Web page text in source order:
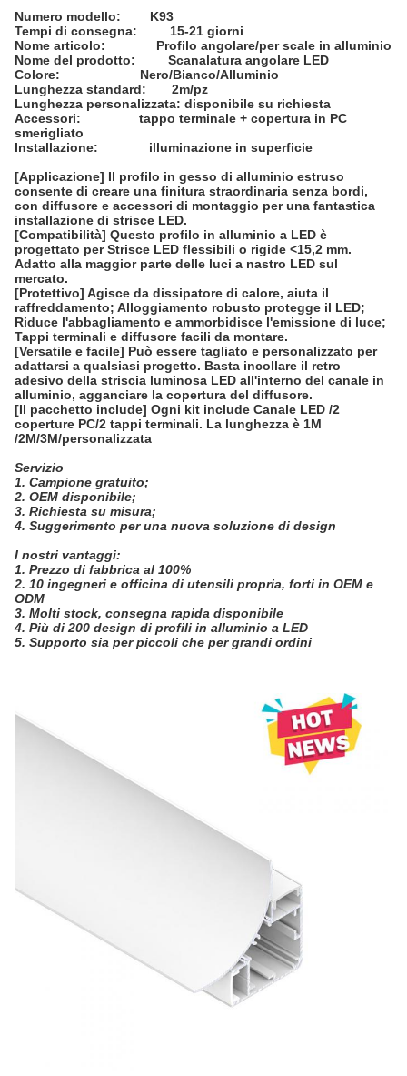
Numero modello: K93
Tempi di consegna: 15-21 giorni
Nome articolo: Profilo angolare/per scale in alluminio
Nome del prodotto: Scanalatura angolare LED
Colore: Nero/Bianco/Alluminio
Lunghezza standard: 2m/pz
Lunghezza personalizzata: disponibile su richiesta
Accessori: tappo terminale + copertura in PC
smerigliato
Installazione: illuminazione in superficie
[Applicazione] Il profilo in gesso di alluminio estruso
consente di creare una finitura straordinaria senza bordi,
con diffusore e accessori di montaggio per una fantastica
installazione di strisce LED.
[Compatibilità] Questo profilo in alluminio a LED è
progettato per Strisce LED flessibili o rigide <15,2 mm.
Adatto alla maggior parte delle luci a nastro LED sul
mercato.
[Protettivo] Agisce da dissipatore di calore, aiuta il
raffreddamento; Alloggiamento robusto protegge il LED;
Riduce l'abbagliamento e ammorbidisce l'emissione di luce;
Tappi terminali e diffusore facili da montare.
[Versatile e facile] Può essere tagliato e personalizzato per
adattarsi a qualsiasi progetto. Basta incollare il retro
adesivo della striscia luminosa LED all'interno del canale in
alluminio, agganciare la copertura del diffusore.
[Il pacchetto include] Ogni kit include Canale LED /2
coperture PC/2 tappi terminali. La lunghezza è 1M
/2M/3M/personalizzata
Servizio
1. Campione gratuito;
2. OEM disponibile;
3. Richiesta su misura;
4. Suggerimento per una nuova soluzione di design
I nostri vantaggi:
1. Prezzo di fabbrica al 100%
2. 10 ingegneri e officina di utensili propria, forti in OEM e
ODM
3. Molti stock, consegna rapida disponibile
4. Più di 200 design di profili in alluminio a LED
5. Supporto sia per piccoli che per grandi ordini